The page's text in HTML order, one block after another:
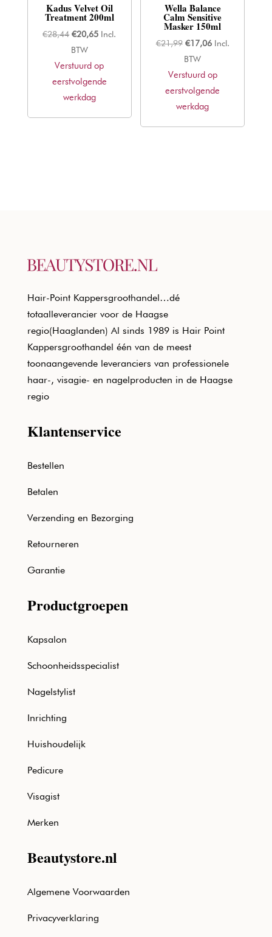
Kadus Velvet Oil
Treatment 200ml
€28,44 Oorspronkelijke
prijs
was:
€28,44.
€20,65Huidige
is:
€20,65.
Incl.
BTW
Verstuurd op
eerstvolgende
werkdag
Wella Balance
Calm Sensitive
Masker 150ml
€21,99 Oorspronkelijke
prijs
was:
€21,99.
€17,06Huidige
is:
€17,06.
Incl.
BTW
Verstuurd op
eerstvolgende
werkdag
Hair-Point Kappersgroothandel…dé
totaalleverancier voor de Haagse
regio(Haaglanden) Al sinds 1989 is Hair Point
Kappersgroothandel één van de meest
toonaangevende leveranciers van professionele
haar-, visagie- en nagelproducten in de Haagse
regio
Klantenservice
Bestellen
Betalen
Verzending en Bezorging
Retourneren
Garantie
Productgroepen
Kapsalon
Schoonheidsspecialist
Nagelstylist
Inrichting
Huishoudelijk
Pedicure
Visagist
Merken
Beautystore.nl
Algemene Voorwaarden
Privacyverklaring